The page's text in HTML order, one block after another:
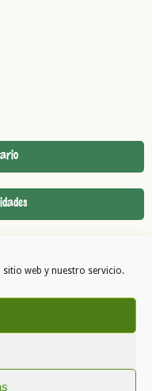
web y nuestro servicio.